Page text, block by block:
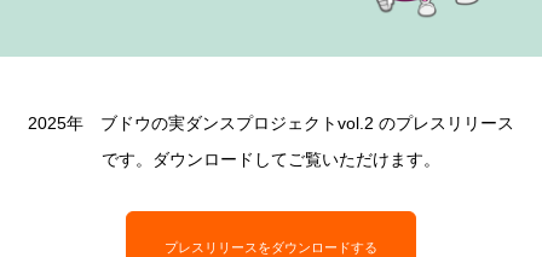
2025年 ブドウの実ダンスプロジェクトvol.2 のプレスリリース
です。ダウンロードしてご覧いただけます。
プレスリリースをダウンロードする